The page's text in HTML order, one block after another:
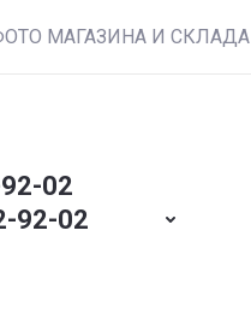
МАГАЗИНА И СКЛАДА
02
92-02